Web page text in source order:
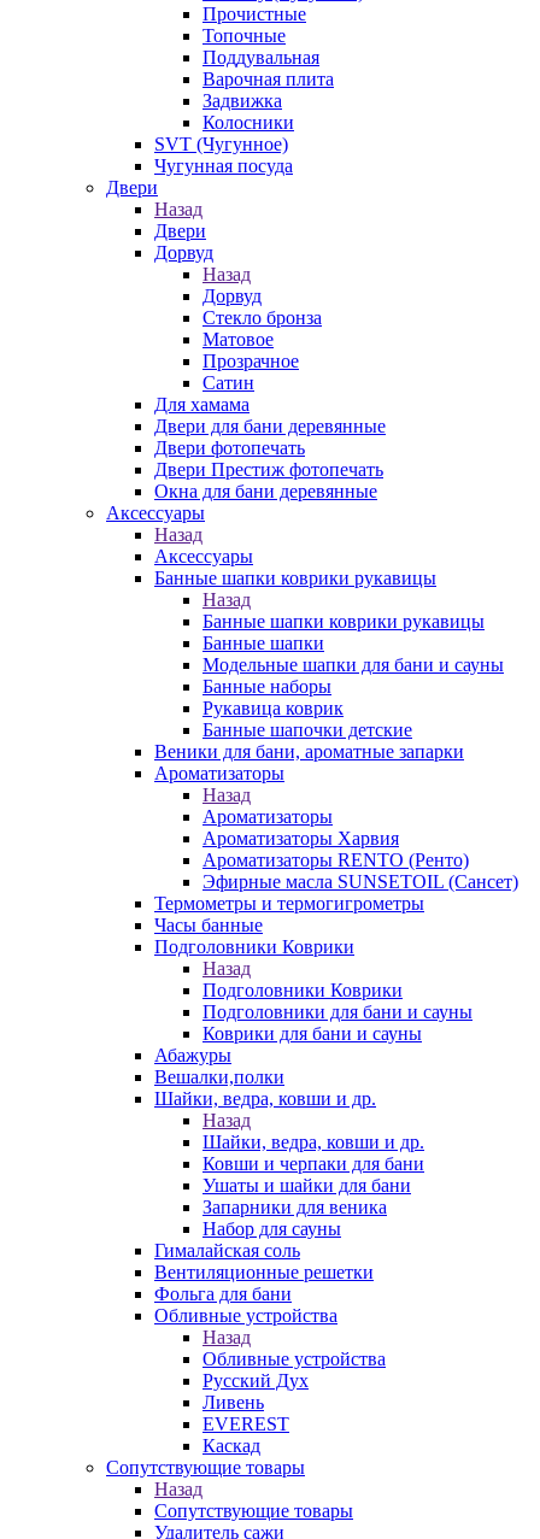
Прочистные
Топочные
Поддувальная
Варочная плита
Задвижка
Колосники
SVT (Чугунное)
Чугунная посуда
Двери
Назад
Двери
Дорвуд
Назад
Дорвуд
Стекло бронза
Матовое
Прозрачное
Сатин
Для хамама
Двери для бани деревянные
Двери фотопечать
Двери Престиж фотопечать
Окна для бани деревянные
Аксессуары
Назад
Аксессуары
Банные шапки коврики рукавицы
Назад
Банные шапки коврики рукавицы
Банные шапки
Модельные шапки для бани и сауны
Банные наборы
Рукавица коврик
Банные шапочки детские
Веники для бани, ароматные запарки
Ароматизаторы
Назад
Ароматизаторы
Ароматизаторы Харвия
Ароматизаторы RENTO (Ренто)
Эфирные масла SUNSETOIL (Сансет)
Термометры и термогигрометры
Часы банные
Подголовники Коврики
Назад
Подголовники Коврики
Подголовники для бани и сауны
Коврики для бани и сауны
Абажуры
Вешалки,полки
Шайки, ведра, ковши и др.
Назад
Шайки, ведра, ковши и др.
Ковши и черпаки для бани
Ушаты и шайки для бани
Запарники для веника
Набор для сауны
Гималайская соль
Вентиляционные решетки
Фольга для бани
Обливные устройства
Назад
Обливные устройства
Русский Дух
Ливень
EVEREST
Каскад
Сопутствующие товары
Назад
Сопутствующие товары
Удалитель сажи